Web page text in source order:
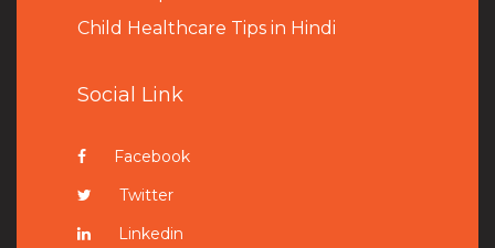
Child Healthcare Tips in Hindi
Social Link
Facebook
Twitter
Linkedin